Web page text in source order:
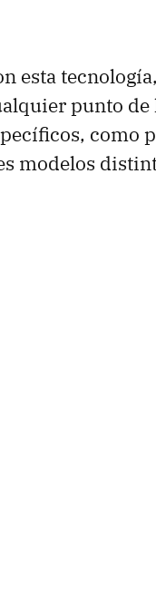
esta
punto de
como
modelos